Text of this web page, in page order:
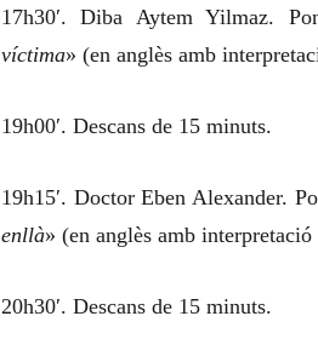
17h30′. Diba Aytem Yilmaz.
víctima» (en anglès amb
19h00′. Descans de 15 minuts.
19h15′. Doctor Eben Alexander.
enllà» (en anglès amb
20h30′. Descans de 15 minuts.